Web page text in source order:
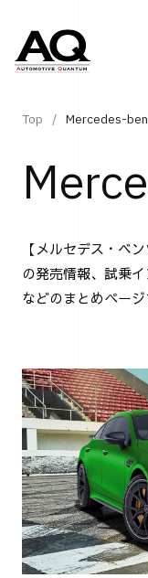
Top Mercedes-
【メルセデス・ベ
の発売情報、試乗
などのまとめページ